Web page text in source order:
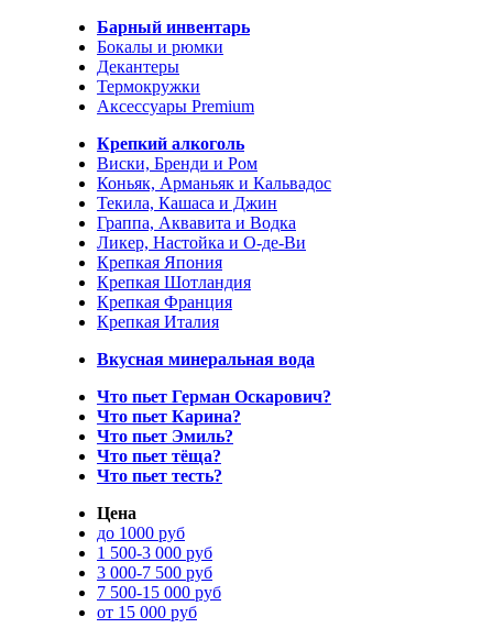
Барный инвентарь
Бокалы и рюмки
Декантеры
Термокружки
Аксессуары Premium
Крепкий алкоголь
Виски, Бренди и Ром
Коньяк, Арманьяк и Кальвадос
Текила, Кашаса и Джин
Граппа, Аквавита и Водка
Ликер, Настойка и О-де-Ви
Крепкая Япония
Крепкая Шотландия
Крепкая Франция
Крепкая Италия
Вкусная минеральная вода
Что пьет Герман Оскарович?
Что пьет Карина?
Что пьет Эмиль?
Что пьет тёща?
Что пьет тесть?
Цена
до 1000 руб
1 500-3 000 руб
3 000-7 500 руб
7 500-15 000 руб
от 15 000 руб